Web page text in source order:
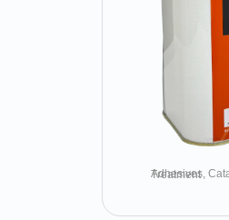
Adhesives, Catalysts, Polymers and Surface Treatment